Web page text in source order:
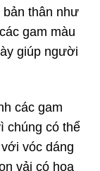
thân như
gam màu
giúp người
các gam
chúng có thể
vóc dáng
vải có họa